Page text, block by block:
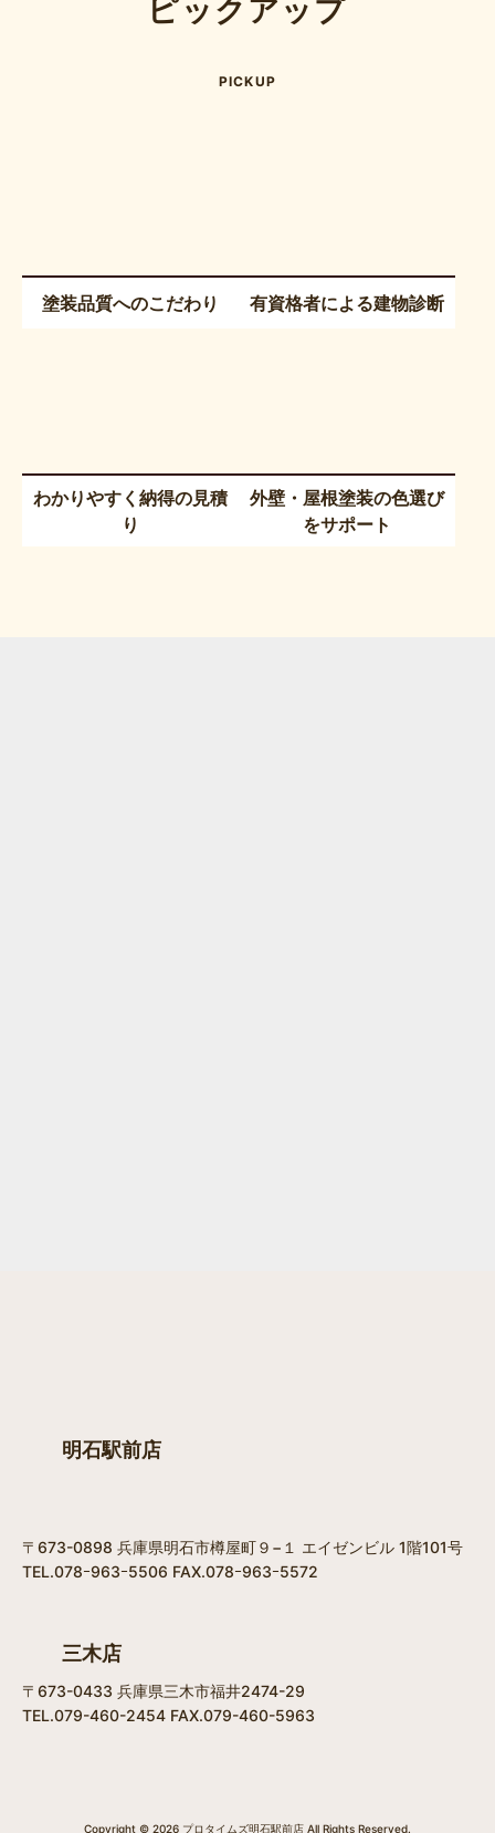
ピックアップ
PICKUP
塗装品質へのこだわり 有資格者による建物診断
わかりやすく納得の見積
り
外壁・屋根塗装の色選び
をサポート
明石駅前店
〒673-0898 兵庫県明石市樽屋町９−１ エイゼンビル 1階101号
TEL.078ｰ963ｰ5506 FAX.078ｰ963ｰ5572
三木店
〒673-0433 兵庫県三木市福井2474-29
TEL.079-460-2454 FAX.079-460-5963
Copyright © 2026 プロタイムズ明石駅前店 All Rights Reserved.